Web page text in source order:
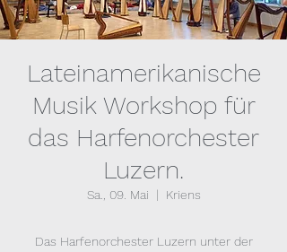
Lateinamerikanische
Musik Workshop für
das Harfenorchester
Luzern.
Sa., 09. Mai
  |
Kriens
Das Harfenorchester Luzern unter der